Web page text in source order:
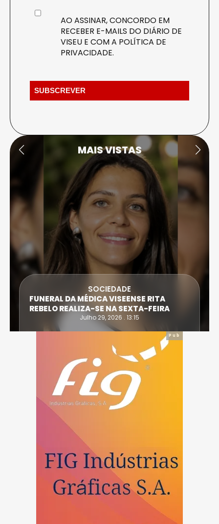
AO ASSINAR, CONCORDO EM
RECEBER E-MAILS DO DIÁRIO DE
VISEU E COM A POLÍTICA DE
PRIVACIDADE.
MAIS VISTAS
SOCIEDADE
FUNERAL DA MÉDICA VISEENSE RITA
REBELO REALIZA-SE NA SEXTA-FEIRA
Julho 29, 2026 . 13:15
Pub